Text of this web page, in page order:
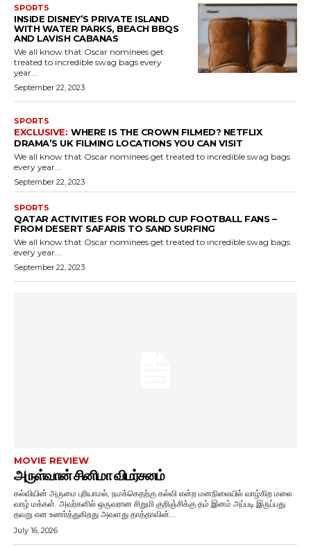
SPORTS
INSIDE DISNEY’S PRIVATE ISLAND
WITH WATER PARKS, BEACH BBQS
AND LAVISH CABANAS
We all know that Oscar nominees get
treated to incredible swag bags every
year...
September 22, 2023
SPORTS
WHERE IS THE CROWN FILMED? NETFLIX
DRAMA’S UK FILMING LOCATIONS YOU CAN VISIT
We all know that Oscar nominees get treated to incredible swag bags
every year...
September 22, 2023
SPORTS
QATAR ACTIVITIES FOR WORLD CUP FOOTBALL FANS –
FROM DESERT SAFARIS TO SAND SURFING
We all know that Oscar nominees get treated to incredible swag bags
every year...
September 22, 2023
MOVIE REVIEW
அருள்வான் சினிமா விமர்சனம்
கல்வியின் அருமை புரியாமல், நமக்கெதற்கு கல்வி என்ற மனநிலையில் வாழ்கிற மலை
வாழ் மக்கள். அவர்களில் ஒருவரான சிறுமி குறிஞ்சிக்கு தம் இனம் அப்படி இருப்பது
தவறு என உணர்த்துகிறது அவளது தாத்தாவின்...
July 16, 2026